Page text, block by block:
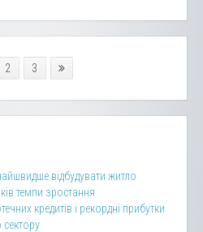
2 3
відбудувати житло
темпи зростання
кредитів і рекордні прибутки
сектору